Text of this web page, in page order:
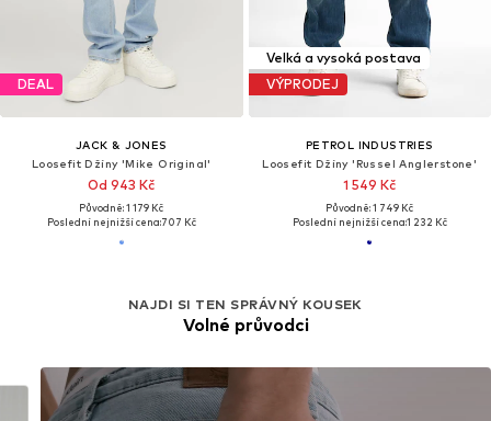
DEAL
JACK & JONES
Loosefit Džíny 'Mike Original'
Od 943 Kč
Původně: 1 179 Kč
Poslední nejnižší cena:707 Kč
Velká a vysoká postava
VÝPRODEJ
PETROL INDUSTRIES
Loosefit Džíny 'Russel Anglerstone'
1 549 Kč
Původně: 1 749 Kč
Poslední nejnižší cena:1 232 Kč
NAJDI SI TEN SPRÁVNÝ KOUSEK
Volné průvodci